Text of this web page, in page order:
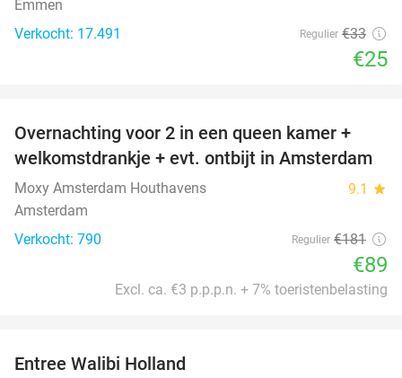
Emmen
Verkocht: 17.491
Regulier €33
€25
51%
Overnachting voor 2 in een queen kamer +
welkomstdrankje + evt. ontbijt in Amsterdam
Moxy Amsterdam Houthavens 9.1 star
Amsterdam
Verkocht: 790
Regulier €181
€89
Excl. ca. €3 p.p.p.n. + 7% toeristenbelasting
Entree Walibi Holland